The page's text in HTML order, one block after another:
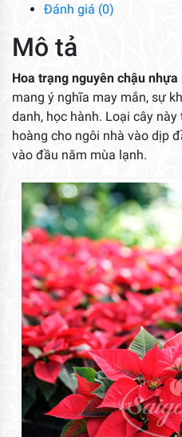
Đánh giá (0)
Mô tả
Hoa trạng nguyên chậu nhựa
mang ý nghĩa may mắn, sự
danh, học hành. Loại cây
hoàng cho ngôi nhà vào dịp
vào đầu năm mùa lạnh.